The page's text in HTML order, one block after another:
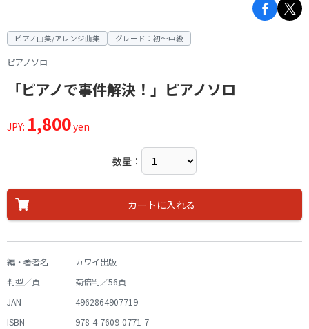
ピアノ曲集/アレンジ曲集 グレード：初～中級
ピアノソロ
「ピアノで事件解決！」ピアノソロ
JPY: 1,800yen
数量：
カートに入れる
編・著者名
カワイ出版
判型／頁
菊倍判／56頁
JAN
4962864907719
ISBN
978-4-7609-0771-7